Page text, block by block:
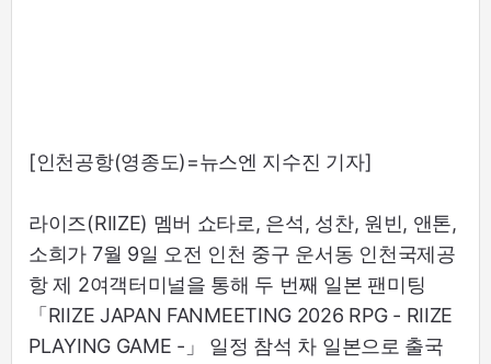
[인천공항(영종도)=뉴스엔 지수진 기자]
라이즈(RIIZE) 멤버 쇼타로, 은석, 성찬, 원빈, 앤톤,
소희가 7월 9일 오전 인천 중구 운서동 인천국제공
항 제 2여객터미널을 통해 두 번째 일본 팬미팅
「RIIZE JAPAN FANMEETING 2026 RPG - RIIZE
PLAYING GAME -」 일정 참석 차 일본으로 출국